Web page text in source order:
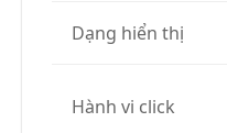
Dạng hiển thị
Hành vi click